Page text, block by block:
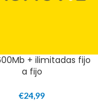
+ ilimitadas fijo
a fijo
€24,99